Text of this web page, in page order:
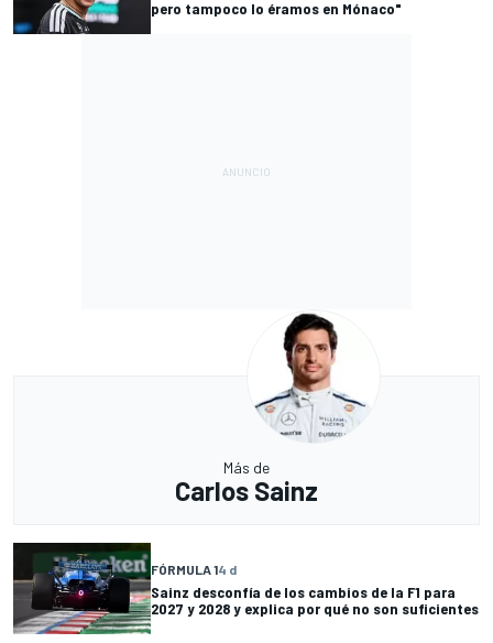
pero tampoco lo éramos en Mónaco"
Más de
Carlos Sainz
FÓRMULA 14 d
Sainz desconfía de los cambios de la F1 para
2027 y 2028 y explica por qué no son suficientes